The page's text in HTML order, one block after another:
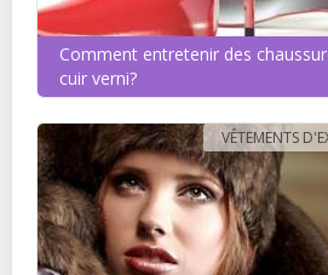
Comment entretenir des
cuir verni?
VÊTEMENTS